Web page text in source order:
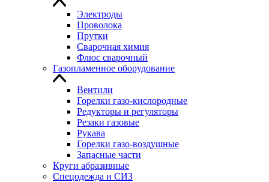
Электроды
Проволока
Прутки
Сварочная химия
Флюс сварочный
Газопламенное оборудование
Вентили
Горелки газо-кислородные
Редукторы и регуляторы
Резаки газовые
Рукава
Горелки газо-воздушные
Запасные части
Круги абразивные
Спецодежда и СИЗ